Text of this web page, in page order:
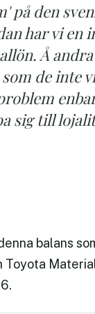
på den
har vi
Å
de inte
sig till
balans
Toyota